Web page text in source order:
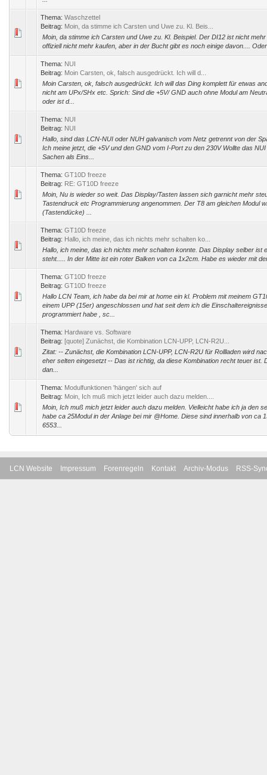
Thema: Waschzettel
Beitrag: Moin, da stimme ich Carsten und Uwe zu. Kl. Beis...
Moin, da stimme ich Carsten und Uwe zu. Kl. Beispiel. Der DI12 ist nicht
offiziell nicht mehr kaufen, aber in der Bucht gibt es noch einige davon....
Thema: NUI
Beitrag: Moin Carsten, ok, falsch ausgedrückt. Ich will d...
Moin Carsten, ok, falsch ausgedrückt. Ich will das Ding komplett für etwas
nicht am UPx/SHx etc. Sprich: Sind die +5V/ GND auch ohne Modul am
oder ist d...
Thema: NUI
Beitrag: NUI
Hallo, sind das LCN-NUI oder NUH galvanisch vom Netz getrennt von der
Ich meine jetzt, die +5V und den GND vom I-Port zu den 230V Wollte das
Sachen als Eins...
Thema: GT10D freeze
Beitrag: RE: GT10D freeze
Moin, Nu is wieder so weit. Das Display/Tasten lassen sich garnicht mehr
Tastendruck etc Programmierung angenommen. Der T8 am gleichen Modul
(Tastendücke) ...
Thema: GT10D freeze
Beitrag: Hallo, ich meine, das ich nichts mehr schalten ko...
Hallo, ich meine, das ich nichts mehr schalten konnte. Das Display selber ist
steht..... In der Mitte ist ein roter Balken von ca 1x2cm. Habe es wieder mit
Thema: GT10D freeze
Beitrag: GT10D freeze
Hallo LCN Team, ich habe da bei mir at home ein kl. Problem mit meinem
einem UPP (15er) angeschlossen und hat seit dem ich die
programmiert habe , sc...
Thema: Hardware vs. Software
Beitrag: [quote] Zunächst, die Kombination LCN-UPP, LCN-R2U...
Zitat: -- Zunächst, die Kombination LCN-UPP, LCN-R2U für Rollladen wird
eher selten eingesetzt -- Das ist richtig, da diese Kombination recht teuer ist.
dan...
Thema: Modulfunktionen 'hängen' sich auf
Beitrag: Moin, Ich muß mich jetzt leider auch dazu melden....
Moin, Ich muß mich jetzt leider auch dazu melden. Vielleicht habe ich ja den
habe ca 25Modul in der Anlage bei mir @Home. Diese sind innerhalb von ca
6553...
LCN Website Impressum Forenregeln Kontakt Archiv-Modus RSS-